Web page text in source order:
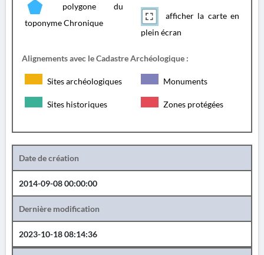
polygone du
toponyme Chronique
afficher la carte en
plein écran
Alignements avec le Cadastre Archéologique :
Sites archéologiques Monuments
Sites historiques Zones protégées
Date de création
2014-09-08 00:00:00
Dernière modification
2023-10-18 08:14:36